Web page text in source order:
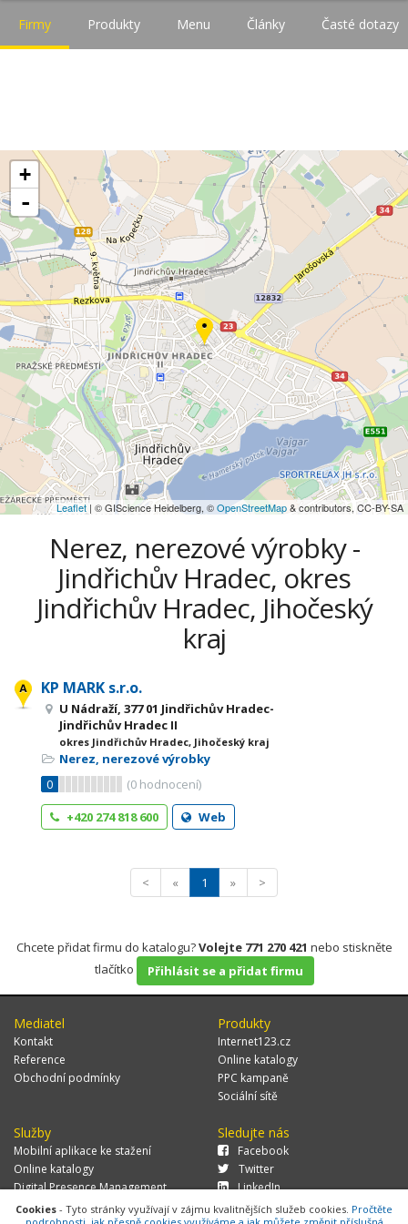
Firmy Produkty Menu Články Časté dotazy
+
-
Leaflet| © GIScience Heidelberg, ©OpenStreetMap& contributors, CC-BY-SA
Nerez, nerezové výrobky -
Jindřichův Hradec, okres
Jindřichův Hradec, Jihočeský
kraj
KP MARK s.r.o.
U Nádraží, 377 01 Jindřichův Hradec-
Jindřichův Hradec II
okres Jindřichův Hradec, Jihočeský kraj
Nerez, nerezové výrobky
0
(0 hodnocení)
+420 274 818 600
Web
< « 1 » >
Chcete přidat firmu do katalogu?Volejte 771 270 421 nebo stiskněte
tlačítko
Přihlásit se a přidat firmu
Mediatel
Kontakt
Reference
Obchodní podmínky
Produkty
Internet123.cz
Online katalogy
PPC kampaně
Sociální sítě
Služby
Mobilní aplikace ke stažení
Online katalogy
Digital Presence Management
Více zákazníků
Sledujte nás
Facebook
Twitter
LinkedIn
Cookies - Tyto stránky využívají v zájmu kvalitnějších služeb cookies. Pročtěte